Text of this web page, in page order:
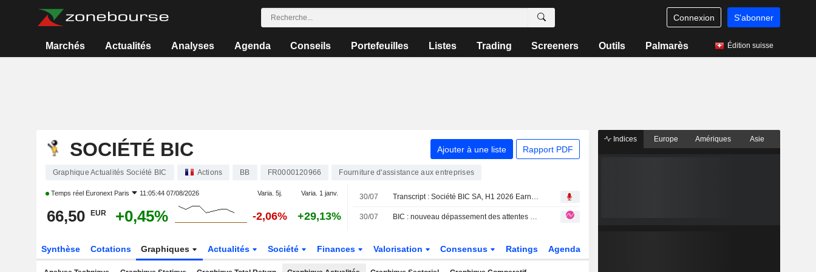
Connexion S'abonner
Marchés Actualités Analyses Agenda Conseils Portefeuilles Listes Trading Screeners Outils Palmarès Édition suisse
SOCIÉTÉ BIC Ajouter à une liste Rapport PDF
Graphique Actualités Société BIC Actions BB FR0000120966 Fourniture d'assistance aux entreprises
Temps réel Euronext Paris 11:05:44 07/08/2026 Varia. 5j. Varia. 1 janv.
66,50 EUR +0,45% -2,06% +29,13%
30/07 Transcript : Société BIC SA, H1 2026 Earnings Call, Jul 30, 2026
30/07 BIC : nouveau dépassement des attentes ; cap sur la journée investisseurs
Synthèse Cotations Graphiques Actualités Société Finances Valorisation Consensus Ratings Agenda
Indices Europe Amériques Asie